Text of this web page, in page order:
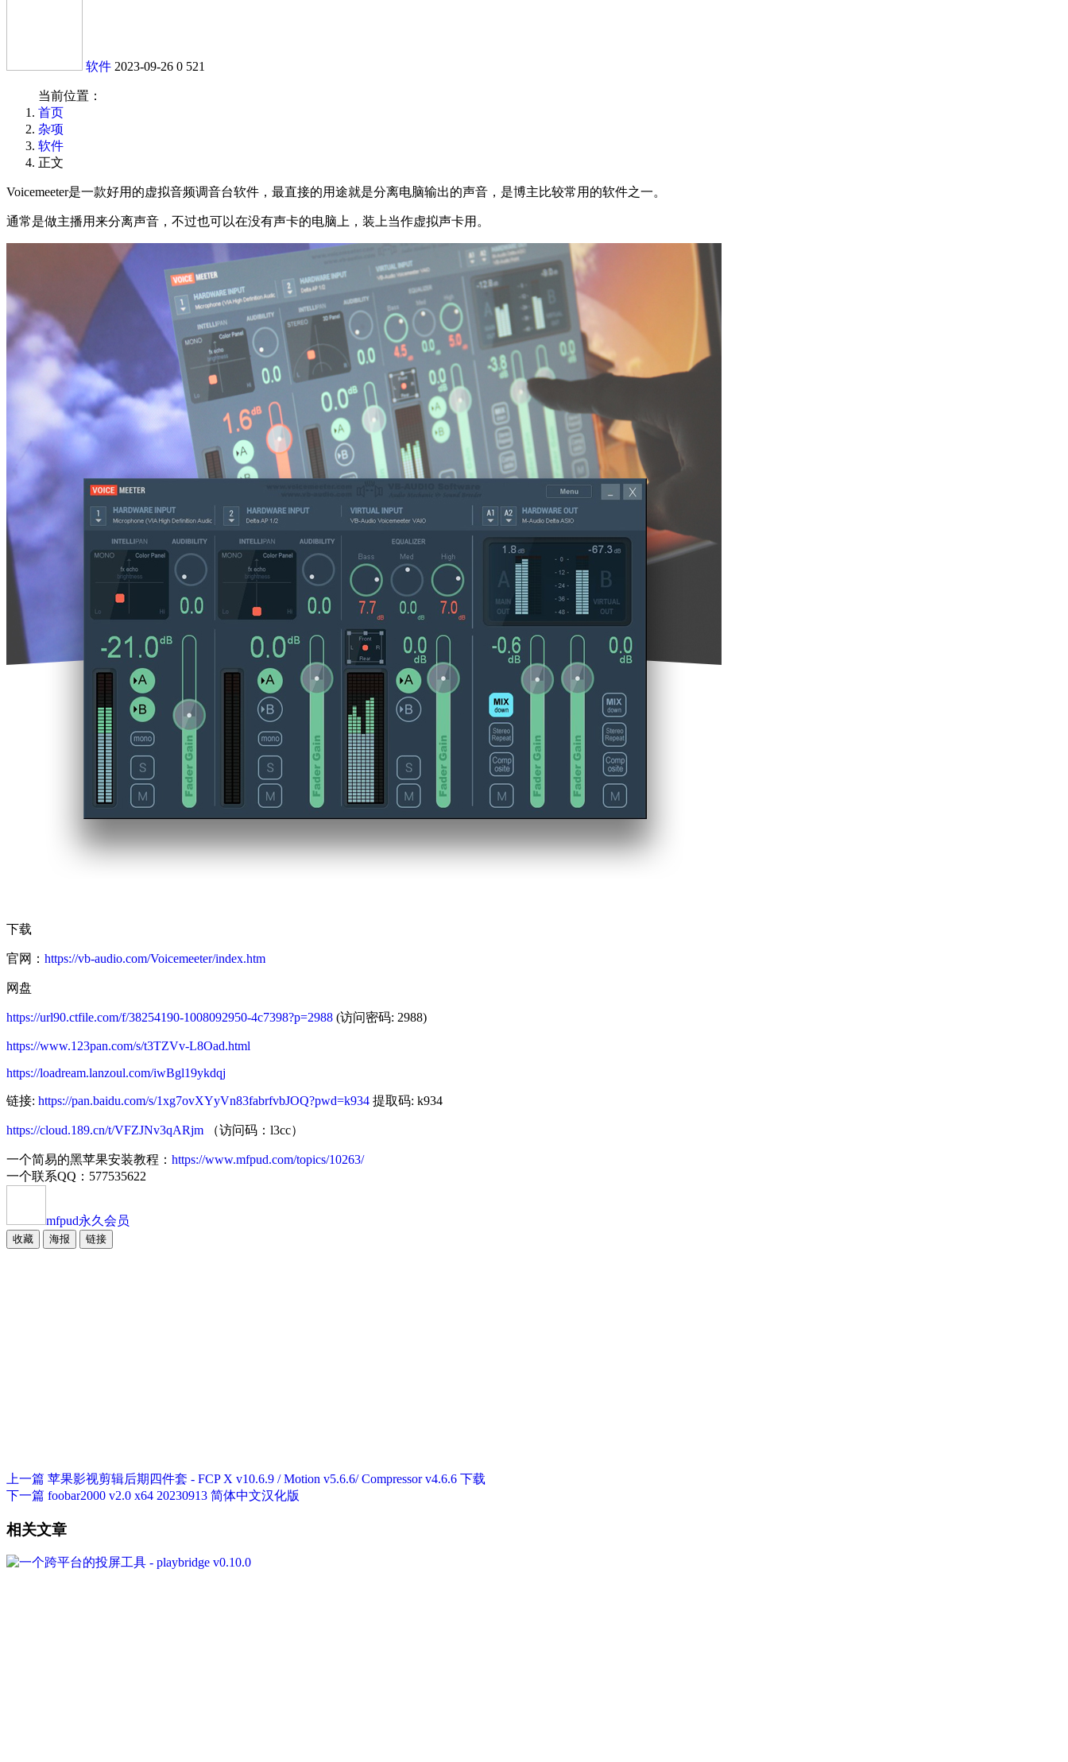
软件 2023-09-26 0 521
当前位置：
首页
杂项
软件
正文
Voicemeeter是一款好用的虚拟音频调音台软件，最直接的用途就是分离电脑输出的声音，是博主比较常用的软件之一。
通常是做主播用来分离声音，不过也可以在没有声卡的电脑上，装上当作虚拟声卡用。
下载
官网： https://vb-audio.com/Voicemeeter/index.htm
网盘
https://url90.ctfile.com/f/38254190-1008092950-4c7398?p=2988 (访问密码: 2988)
https://www.123pan.com/s/t3TZVv-L8Oad.html
https://loadream.lanzoul.com/iwBgl19ykdqj
链接: https://pan.baidu.com/s/1xg7ovXYyVn83fabrfvbJOQ?pwd=k934 提取码: k934
https://cloud.189.cn/t/VFZJNv3qARjm （访问码：l3cc）
一个简易的黑苹果安装教程： https://www.mfpud.com/topics/10263/
一个联系QQ：577535622
mfpud永久会员
收藏 海报 链接
上一篇 苹果影视剪辑后期四件套 - FCP X v10.6.9 / Motion v5.6.6/ Compressor v4.6.6 下载
下一篇 foobar2000 v2.0 x64 20230913 简体中文汉化版
相关文章